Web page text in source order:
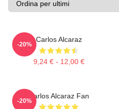
Carlos Alcaraz
9,24 € - 12,00 €
-20%
Carlos Alcaraz Fan
-20%